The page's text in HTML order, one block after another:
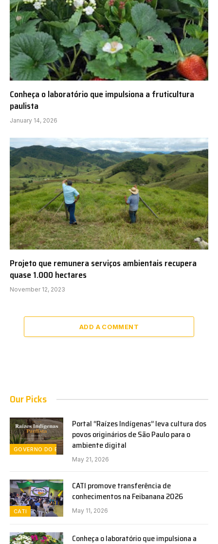
Conheça o laboratório que impulsiona a fruticultura
paulista
January 14, 2026
Projeto que remunera serviços ambientais recupera
quase 1.000 hectares
November 12, 2023
ADD A COMMENT
Our Picks
GOVERNO DO ESTADO DE SÃO PAULO
Portal “Raízes Indígenas” leva cultura dos
povos originários de São Paulo para o
ambiente digital
May 21, 2026
CATI
CATI promove transferência de
conhecimentos na Feibanana 2026
May 11, 2026
Conheça o laboratório que impulsiona a